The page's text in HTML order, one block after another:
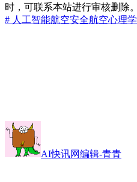
时，可联系本站进行审核删除。
# 人工智能航空安全航空心理学
AI快讯网编辑-青青